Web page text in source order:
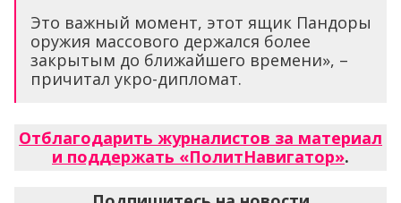
Это важный момент, этот ящик Пандоры
оружия массового держался более
закрытым до ближайшего времени», –
причитал укро-дипломат.
Отблагодарить журналистов за материал
и поддержать «ПолитНавигатор».